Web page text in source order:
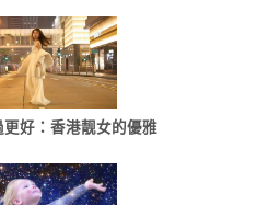
好：香港靓女的優雅